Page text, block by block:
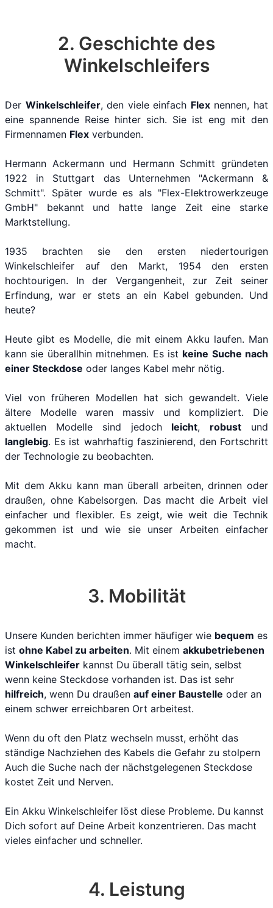
2. Geschichte des
Winkelschleifers
Der Winkelschleifer, den viele einfach Flexnennen, hat
eine spannende Reise hinter sich. Sie ist eng mit den
Firmennamen Flex verbunden.
Hermann Ackermann und Hermann Schmitt gründeten
1922 in Stuttgart das Unternehmen "Ackermann &
Schmitt". Später wurde es als "Flex-Elektrowerkzeuge
GmbH" bekannt und hatte lange Zeit eine starke
Marktstellung.
1935 brachten sie den ersten niedertourigen
Winkelschleifer auf den Markt, 1954 den ersten
hochtourigen. In der Vergangenheit, zur Zeit seiner
Erfindung, war er stets an ein Kabel gebunden. Und
heute?
Heute gibt es Modelle, die mit einem Akku laufen. Man
kann sie überallhin mitnehmen. Es ist keine Suche nach
einer Steckdose oder langes Kabel mehr nötig.
Viel von früheren Modellen hat sich gewandelt. Viele
ältere Modelle waren massiv und kompliziert. Die
aktuellen Modelle sind jedoch leicht, robust und
langlebig. Es ist wahrhaftig faszinierend, den Fortschritt
der Technologie zu beobachten.
Mit dem Akku kann man überall arbeiten, drinnen oder
draußen, ohne Kabelsorgen. Das macht die Arbeit viel
einfacher und flexibler. Es zeigt, wie weit die Technik
gekommen ist und wie sie unser Arbeiten einfacher
macht.
3. Mobilität
Unsere Kunden berichten immer häufiger wie bequem es
ist ohne Kabel zu arbeiten. Mit einem akkubetriebenen
Winkelschleifer kannst Du überall tätig sein, selbst
wenn keine Steckdose vorhanden ist. Das ist sehr
hilfreich, wenn Du draußen auf einer Baustelle oder an
einem schwer erreichbaren Ort arbeitest.
Wenn du oft den Platz wechseln musst, erhöht das
ständige Nachziehen des Kabels die Gefahr zu stolpern
Auch die Suche nach der nächstgelegenen Steckdose
kostet Zeit und Nerven.
Ein Akku Winkelschleifer löst diese Probleme. Du kannst
Dich sofort auf Deine Arbeit konzentrieren. Das macht
vieles einfacher und schneller.
4. Leistung